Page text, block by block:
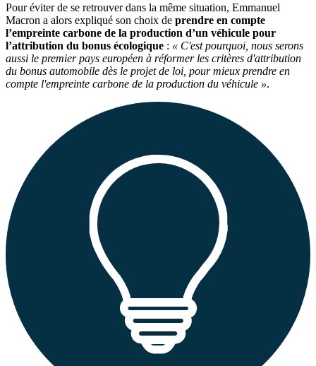
Pour éviter de se retrouver dans la même situation, Emmanuel
Macron a alors expliqué son choix de prendre en compte
l’empreinte carbone de la production d’un véhicule pour
l’attribution du bonus écologique : « C'est pourquoi, nous serons
aussi le premier pays européen à réformer les critères d'attribution
du bonus automobile dès le projet de loi, pour mieux prendre en
compte l'empreinte carbone de la production du véhicule ».